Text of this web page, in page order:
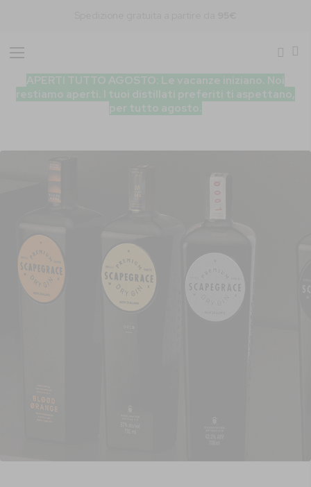
Toggle
NavAPERTI TUTTO AGOSTO: Le vacanze iniziano. Noi
restiamo aperti. I tuoi distillati preferiti ti aspettano,
per tutto agosto.